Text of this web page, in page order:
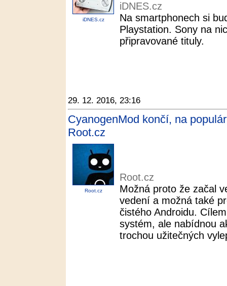
iDNES.cz
iDNES.cz
Na smartphonech si
Playstation. Sony na
připravované tituly.
29. 12. 2016, 23:16
CyanogenMod končí, na
Root.cz
Root.cz
Root.cz
Možná proto že začal
vedení a možná také
čistého Androidu.
systém, ale nabídnou
trochou užitečných